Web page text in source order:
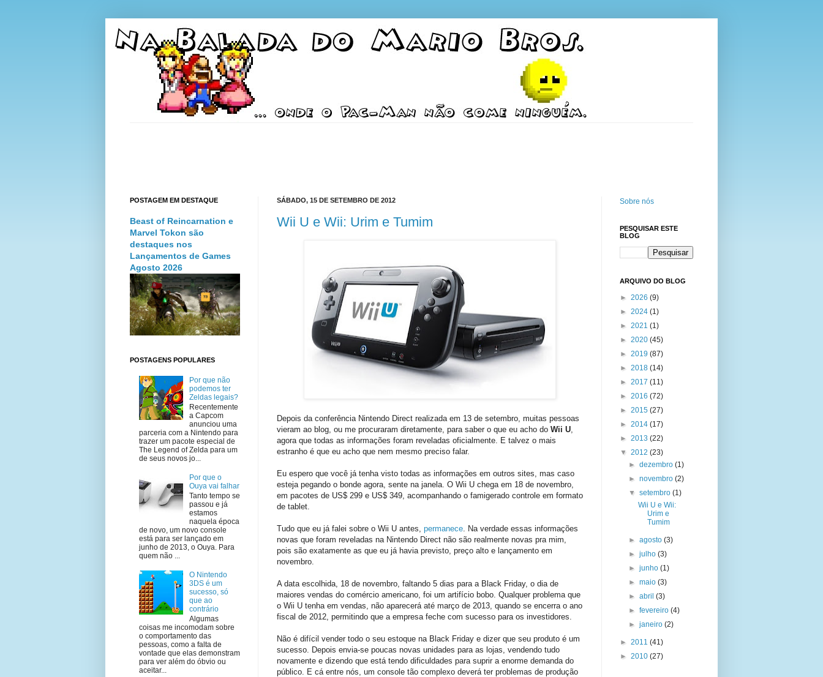
SÁBADO, 15 DE SETEMBRO DE 2012
Wii U e Wii: Urim e Tumim
Depois da conferência Nintendo Direct realizada em 13 de setembro, muitas pessoas
vieram ao blog, ou me procuraram diretamente, para saber o que eu acho do Wii U
agora que todas as informações foram reveladas oficialmente. E talvez o mais
estranho é que eu acho que nem mesmo preciso falar.
Eu espero que você já tenha visto todas as informações em outros sites, mas caso
esteja pegando o bonde agora, sente na janela. O Wii U chega em 18 de novembro,
em pacotes de US$ 299 e US$ 349, acompanhando o famigerado controle em formato
de tablet.
Tudo que eu já falei sobre o Wii U antes, permanece . Na verdade essas informações
novas que foram reveladas na Nintendo Direct não são realmente novas pra mim,
pois são exatamente as que eu já havia previsto, preço alto e lançamento em
novembro.
A data escolhida, 18 de novembro, faltando 5 dias para a Black Friday, o dia de
maiores vendas do comércio americano, foi um artifício bobo. Qualquer problema que
o Wii U tenha em vendas, não aparecerá até março de 2013, quando se encerra o ano
fiscal de 2012, permitindo que a empresa feche com sucesso para os investidores.
Não é difícil vender todo o seu estoque na Black Friday e dizer que seu produto é um
sucesso. Depois envia-se poucas novas unidades para as lojas, vendendo tudo
novamente e dizendo que está tendo dificuldades para suprir a enorme demanda do
público. E cá entre nós, um console tão complexo deverá ter problemas de produção
POSTAGEM EM DESTAQUE
Beast of Reincarnation e
Marvel Tokon são
destaques nos
Lançamentos de Games
Agosto 2026
POSTAGENS POPULARES
Por que não
podemos ter
Zeldas legais?
Recentemente
a Capcom
anunciou uma
parceria com a Nintendo para
trazer um pacote especial de
The Legend of Zelda para um
de seus novos jo...
Por que o
Ouya vai falhar
Tanto tempo se
passou e já
estamos
naquela época
de novo, um novo console
está para ser lançado em
junho de 2013, o Ouya. Para
quem não ...
O Nintendo
3DS é um
sucesso, só
que ao
contrário
Algumas
coisas me incomodam sobre
o comportamento das
pessoas, como a falta de
vontade que elas demonstram
para ver além do óbvio ou
aceitar...
Sobre nós
PESQUISAR ESTE
BLOG
ARQUIVO DO BLOG
► 2026 (9)
► 2024 (1)
► 2021 (1)
► 2020 (45)
► 2019 (87)
► 2018 (14)
► 2017 (11)
► 2016 (72)
► 2015 (27)
► 2014 (17)
► 2013 (22)
▼ 2012 (23)
►dezembro(1)
►novembro(2)
▼setembro(1)
Wii U e Wii:
Urim e
Tumim
►agosto(3)
►julho(3)
►junho(1)
►maio(3)
►abril(3)
►fevereiro(4)
►janeiro(2)
► 2011 (41)
► 2010 (27)